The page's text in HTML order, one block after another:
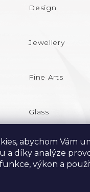
abychom Vám
a díky analýze
výkon a
Design
Jewellery
Fine Arts
Glass